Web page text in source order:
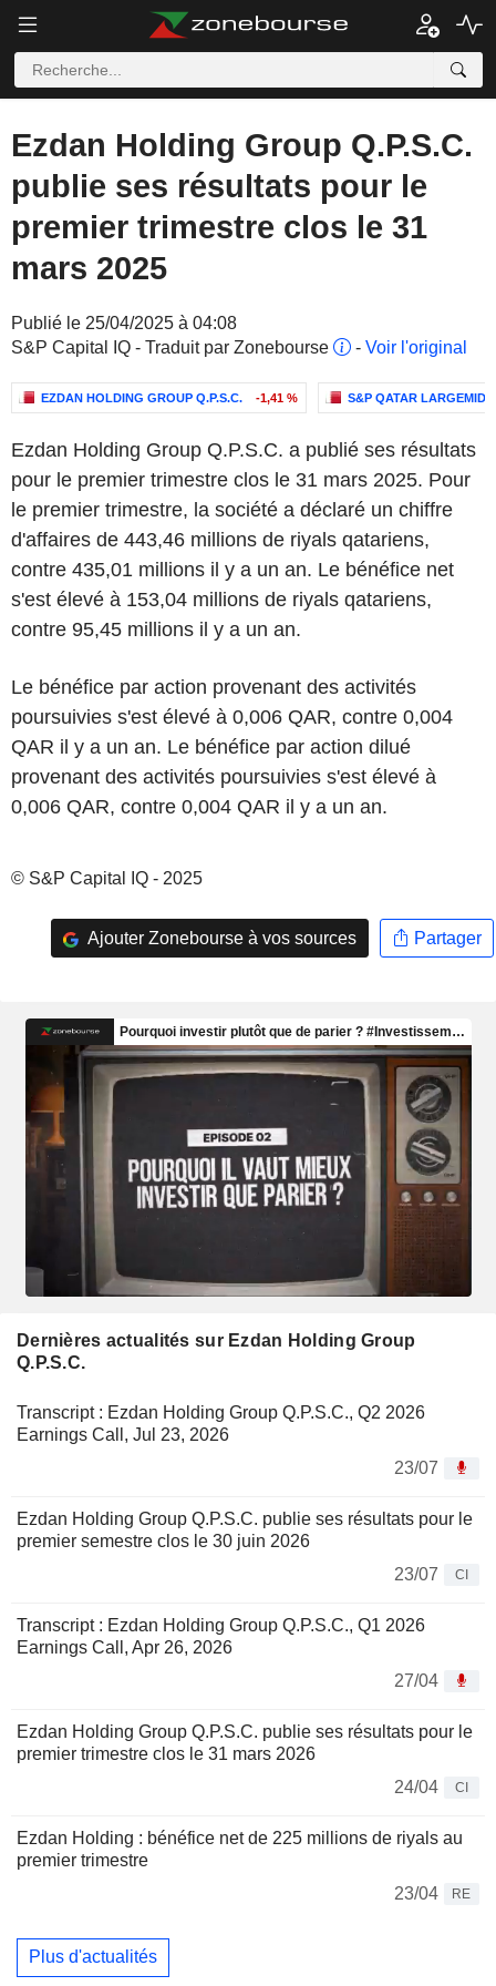
Ezdan Holding Group Q.P.S.C.
publie ses résultats pour le
premier trimestre clos le 31
mars 2025
Publié le 25/04/2025 à 04:08
S&P Capital IQ - Traduit par Zonebourse
- Voir l'original
EZDAN HOLDING GROUP Q.P.S.C. -1,41 % S&P QATAR
Ezdan Holding Group Q.P.S.C. a publié ses résultats
pour le premier trimestre clos le 31 mars 2025. Pour
le premier trimestre, la société a déclaré un chiffre
d'affaires de 443,46 millions de riyals qatariens,
contre 435,01 millions il y a un an. Le bénéfice net
s'est élevé à 153,04 millions de riyals qatariens,
contre 95,45 millions il y a un an.
Le bénéfice par action provenant des activités
poursuivies s'est élevé à 0,006 QAR, contre 0,004
QAR il y a un an. Le bénéfice par action dilué
provenant des activités poursuivies s'est élevé à
0,006 QAR, contre 0,004 QAR il y a un an.
© S&P Capital IQ - 2025
Ajouter Zonebourse à vos sources Partager
Dernières actualités sur Ezdan Holding Group
Q.P.S.C.
Transcript : Ezdan Holding Group Q.P.S.C., Q2 2026
Earnings Call, Jul 23, 2026
23/07
Ezdan Holding Group Q.P.S.C. publie ses résultats pour le
premier semestre clos le 30 juin 2026
23/07
CI
Transcript : Ezdan Holding Group Q.P.S.C., Q1 2026
Earnings Call, Apr 26, 2026
27/04
Ezdan Holding Group Q.P.S.C. publie ses résultats pour le
premier trimestre clos le 31 mars 2026
24/04
CI
Ezdan Holding : bénéfice net de 225 millions de riyals au
premier trimestre
23/04
RE
Plus d'actualités